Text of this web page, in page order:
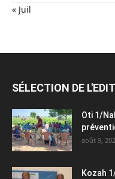
« Juil
SÉLECTION DE
Oti 1/
août 9,
Kozah